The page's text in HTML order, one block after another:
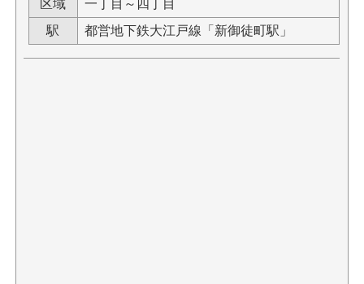
区域
一丁目～四丁目
駅
都営地下鉄大江戸線「新御徒町駅」